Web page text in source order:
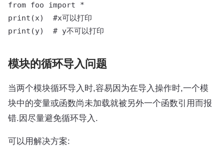
from foo import *
print(x)  #x可以打印
print(y)  # y不可以打印
模块的循环导入问题
当两个模块循环导入时,容易因为在导入操作时,一个模
块中的变量或函数尚未加载就被另外一个函数引用而报
错.因尽量避免循环导入.
可以用解决方案: